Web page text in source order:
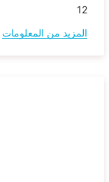
12
المزيد من المعلومات